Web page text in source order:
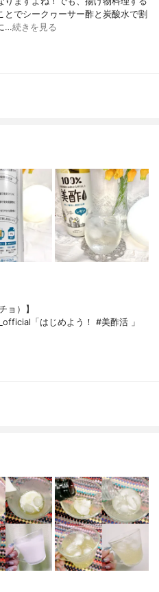
でシークヮーサー酢と炭酸水で割
…続きを見る
ョ）】
「はじめよう！ #美酢活 」